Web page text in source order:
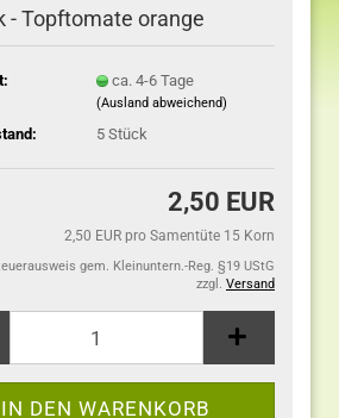
- Topftomate orange
ca. 4-6 Tage
(Ausland abweichend)
5 Stück
2,50 EUR
2,50 EUR pro Samentüte 15 Korn
gem. Kleinuntern.-Reg. §19 UStG
zzgl. Versand